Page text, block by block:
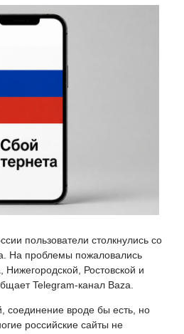
пользователи столкнулись со
На проблемы пожаловались
Нижегородской, Ростовской и
Telegram-канал Baza.
соединение вроде бы есть, но
российские сайты не